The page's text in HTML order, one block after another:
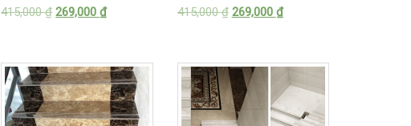
415,000₫ 269,000₫
415,000₫ 269,000 ₫